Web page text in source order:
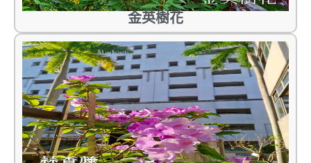
金英樹花